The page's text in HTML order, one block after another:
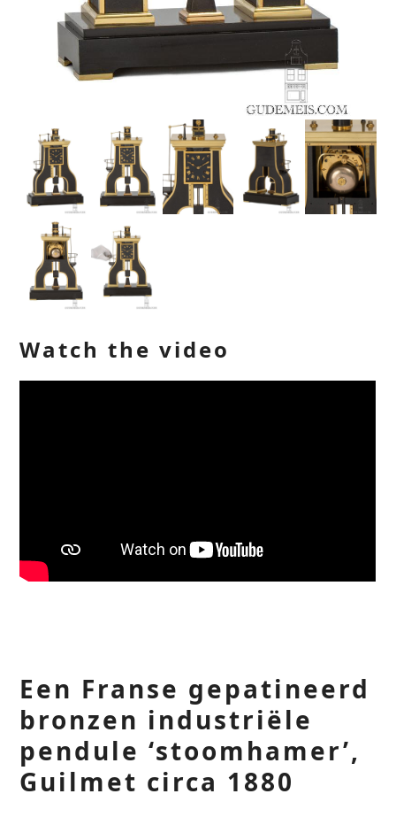
Watch the video
Een Franse gepatineerd
bronzen industriële
pendule ‘stoomhamer’,
Guilmet circa 1880